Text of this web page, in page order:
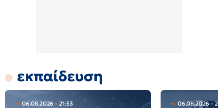
εκπαίδευση
06.08.2026 - 21:53 06.08.2026 -